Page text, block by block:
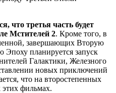
что третья часть будет
Мстителей 2. Кроме того, в
завершающих Вторую
планируется запуск
Галактики, Железного
новых приключений
что на второстепенных
этих фильмах.